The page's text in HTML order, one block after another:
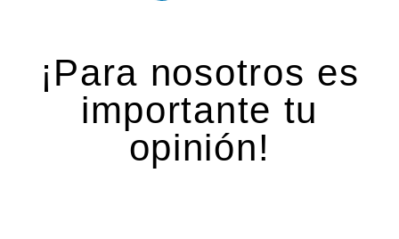
¡Para nosotros es
importante tu
opinión!